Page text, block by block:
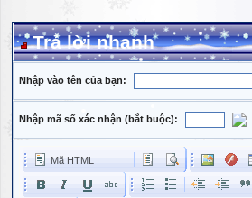
Trả lời nhanh
Nhập vào tên của bạn:
Nhập mã số xác nhận (bắt buộc):
Mã HTML